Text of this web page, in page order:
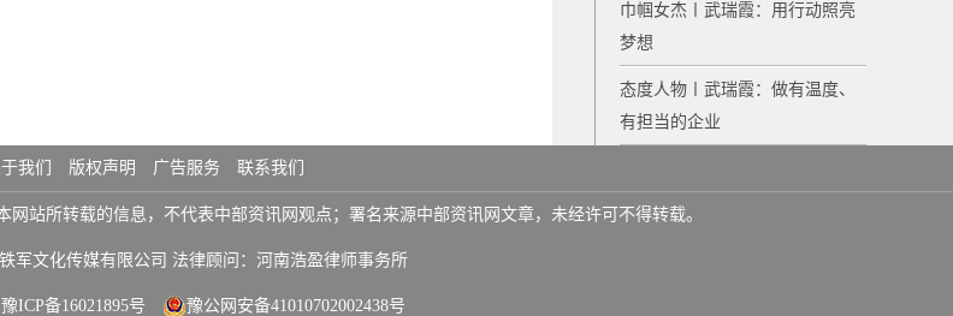
巾帼女杰〡武瑞霞：用行动照亮
梦想
态度人物〡武瑞霞：做有温度、
有担当的企业
我们 版权声明 广告服务 联系我们
站所转载的信息，不代表中部资讯网观点；署名来源中部资讯网文章，未经许可不得转载。
军文化传媒有限公司 法律顾问：河南浩盈律师事务所
豫ICP备16021895号 豫公网安备41010702002438号